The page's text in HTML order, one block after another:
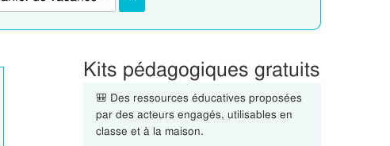
Kits pédagogiques gratuits
🎒 Des ressources éducatives proposées
par des acteurs engagés, utilisables en
classe et à la maison.